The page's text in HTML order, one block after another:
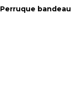
Perruque bandeau